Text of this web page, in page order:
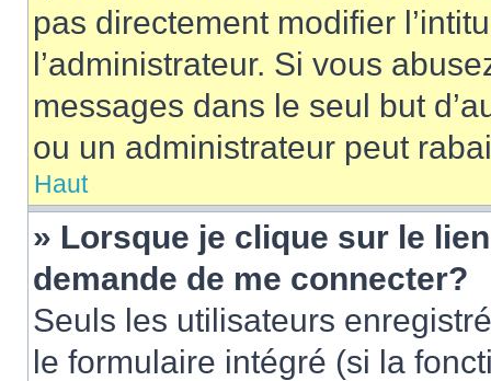
pas directement modifier
l’administrateur. Si vous
messages dans le seul but
ou un administrateur peut
Haut
» Lorsque je clique sur le
demande de me connecter?
Seuls les utilisateurs
le formulaire intégré (si la